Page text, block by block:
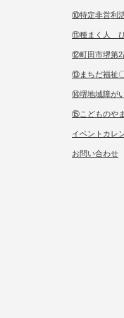
⑩特定非営利
⑪種まく人
⑫町田市堺第2
⑬まちだ福祉
⑭堺地域障が
⑮こどものやま
イベントカレ
お問い合わせ